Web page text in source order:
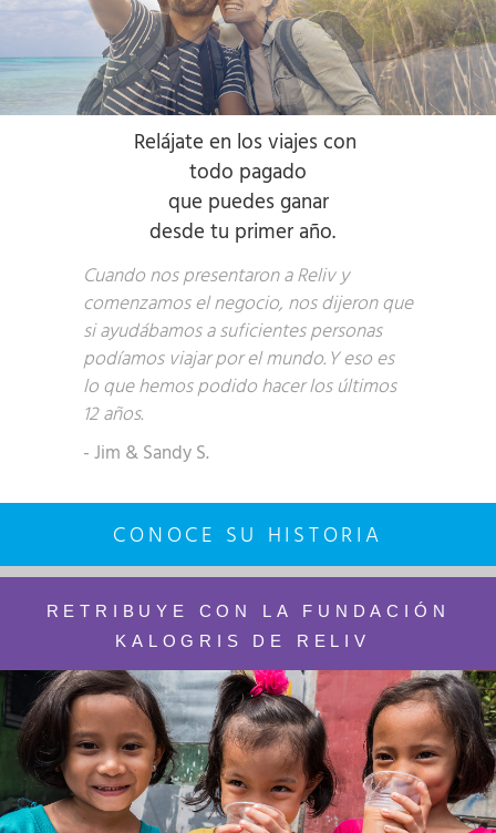
Relájateen los viajescon
todo pagado
que puedesganar
desdetu primer año.
Cuando nos presentaron a Reliv y
comenzamos el negocio, nos dijeron que
si ayudábamos a suficientes personas
podíamos viajar por el mundo. Y eso es
lo que hemos podido hacer los últimos
12 años.
- Jim & Sandy S.
CONOCE SU HISTORIA
RETRIBUYE CON LA FUNDACIÓN
KALOGRIS DE RELIV